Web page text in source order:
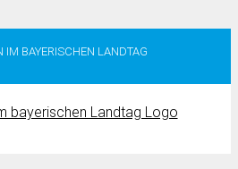
IM BAYERISCHEN LANDTAG